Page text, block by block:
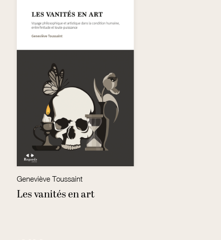
Geneviève Toussaint
Les vanités en art